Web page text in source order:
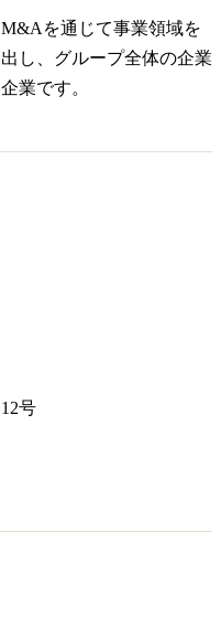
を通じて事業領域を
し、グループ全体の企業
業です。
号